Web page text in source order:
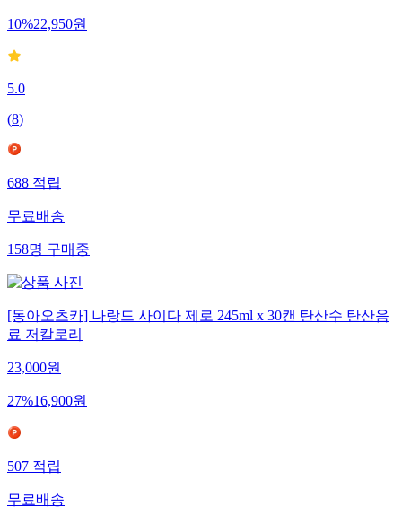
10%22,950원
5.0
(8)
688 적립
무료배송
158명 구매중
[동아오츠카] 나랑드 사이다 제로 245ml x 30캔 탄산수 탄산음
료 저칼로리
23,000원
27%16,900원
507 적립
무료배송